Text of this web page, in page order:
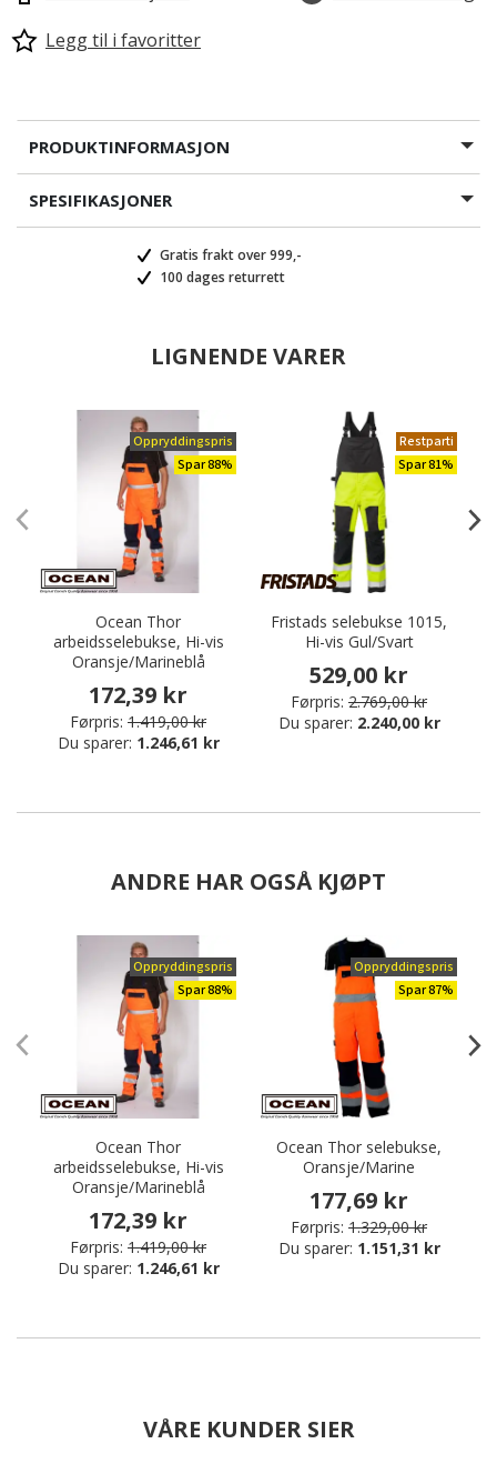
Legg til i favoritter
PRODUKTINFORMASJON
SPESIFIKASJONER
Gratis frakt over 999,-
100 dages returrett
LIGNENDE VARER
Oppryddingspris
Spar 88%
Ocean Thor
arbeidsselebukse, Hi-vis
Oransje/Marineblå
172,39 kr
Førpris: 1.419,00 kr
Du sparer: 1.246,61 kr
Restparti
Spar 81%
Fristads selebukse 1015,
Hi-vis Gul/Svart
529,00 kr
Førpris: 2.769,00 kr
Du sparer: 2.240,00 kr
ANDRE HAR OGSÅ KJØPT
Oppryddingspris
Spar 88%
Ocean Thor
arbeidsselebukse, Hi-vis
Oransje/Marineblå
172,39 kr
Førpris: 1.419,00 kr
Du sparer: 1.246,61 kr
Oppryddingspris
Spar 87%
Ocean Thor selebukse,
Oransje/Marine
177,69 kr
Førpris: 1.329,00 kr
Du sparer: 1.151,31 kr
VÅRE KUNDER SIER